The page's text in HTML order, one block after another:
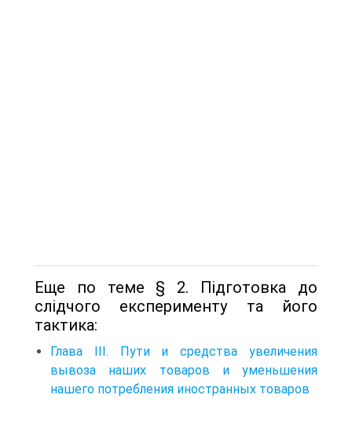
Еще по теме § 2. Підготовка до
слідчого експерименту та його
тактика:
Глава III. Пути и средства увеличения
вывоза наших товаров и уменьшения
нашего потребления иностранных товаров